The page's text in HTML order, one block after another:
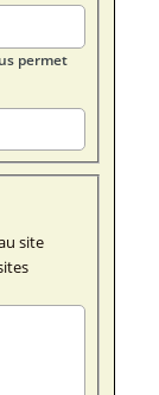
permet
site